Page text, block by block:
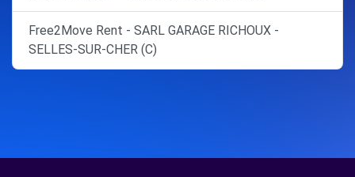
Free2Move Rent - SARL GARAGE RICHOUX -
SELLES-SUR-CHER (C)